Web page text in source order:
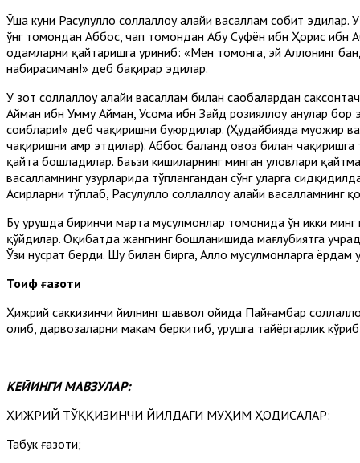
Ўша куни Расулуллоҳ соллаллоҳу алайҳи васаллам собит
ўнг томондан Аббос, чап томондан Абу Суфён ибн Ҳорис ибн
одамларни қайтаришга уриниб: «Мен томонга, эй Аллоҳнинг
набирасиман!» деб бақирар эдилар.
У зот соллаллоҳу алайҳи васаллам билан саҳобалардан
Айман ибн Умму Айман, Усома ибн Зайд розияллоҳу анҳулар бор
соҳиблари!» деб чақиришни буюрдилар. (Ҳудайбияда муҳожир
чақиришни амр этдилар). Аббос баланд овоз билан чақиришга
қайта бошладилар. Баъзи кишиларнинг минган уловлари
васалламнинг ҳузурларида тўплангандан сўнг уларга
Асирларни тўплаб, Расулуллоҳ соллаллоҳу алайҳи
Бу урушда биринчи марта мусулмонлар томонида ўн икки минг
қўйдилар. Оқибатда жангнинг бошланишида мағлубиятга
Ўзи нусрат берди. Шу билан бирга, Аллоҳ мусулмонларга
Тоиф ғазоти
Ҳижрий саккизинчи йилнинг шаввол ойида Пайғамбар
олиб, дарвозаларни маҳкам беркитиб, урушга тайёргарлик
КЕЙИНГИ МАВЗУЛАР:
ҲИЖРИЙ ТЎҚҚИЗИНЧИ ЙИЛДАГИ МУҲИМ ҲОДИСАЛАР:
Табук ғазоти;